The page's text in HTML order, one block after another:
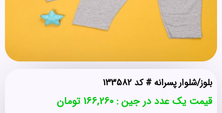
بلوز/شلوار پسرانه # کد 133582
قیمت یک عدد در جین : 166,260 تومان